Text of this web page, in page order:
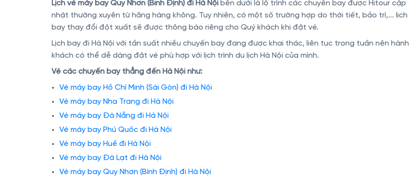
Lịch vé máy bay Quy Nhơn (Bình Định) đi Hà Nội bên dưới là lộ trình các chuyến bay được Hitour cập
nhật thường xuyên từ hãng hàng không. Tuy nhiên, có một số trường hợp do thời tiết, bảo trì,... lịch
bay thay đổi đột xuất sẽ được thông báo riêng cho Quý khách khi đặt vé.
Lịch bay đi Hà Nội với tần suất nhiều chuyến bay đang được khai thác, liên tục trong tuần nên hành
khách có thể dễ dàng đặt vé phù hợp với lịch trình du lịch Hà Nội của mình.
Vé các chuyến bay thẳng đến Hà Nội như:
Vé máy bay Hồ Chí Minh (Sài Gòn) đi Hà Nội
Vé máy bay Nha Trang đi Hà Nội
Vé máy bay Đà Nẵng đi Hà Nội
Vé máy bay Phú Quốc đi Hà Nội
Vé máy bay Huế đi Hà Nội
Vé máy bay Đà Lạt đi Hà Nội
Vé máy bay Quy Nhơn (Bình Định) đi Hà Nội